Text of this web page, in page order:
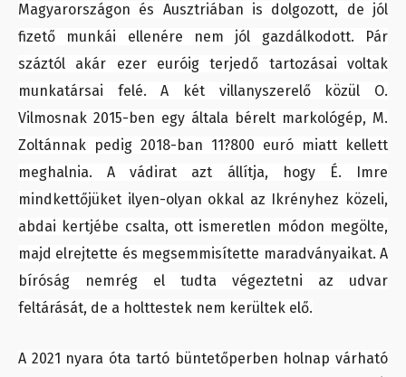
Magyarországon és Ausztriában is dolgozott, de jól
fizető munkái ellenére nem jól gazdálkodott. Pár
száztól akár ezer euróig terjedő tartozásai voltak
munkatársai felé. A két villanyszerelő közül O.
Vilmosnak 2015-ben egy általa bérelt markológép, M.
Zoltánnak pedig 2018-ban 11?800 euró miatt kellett
meghalnia. A vádirat azt állítja, hogy É. Imre
mindkettőjüket ilyen-olyan okkal az Ikrényhez közeli,
abdai kertjébe csalta, ott ismeretlen módon megölte,
majd elrejtette és megsemmisítette maradványaikat. A
bíróság nemrég el tudta végeztetni az udvar
feltárását, de a holttestek nem kerültek elő.
A 2021 nyara óta tartó büntetőperben holnap várható